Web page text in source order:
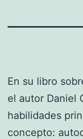
En su libro
el autor Daniel
habilidades
concepto: